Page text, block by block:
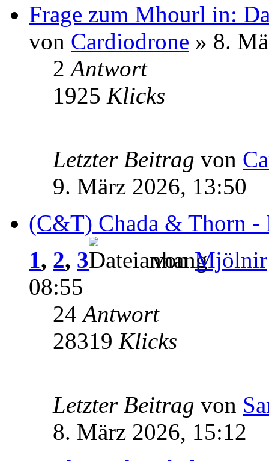
Frage zum Mhourl in:
von Cardiodrone » 8.
2Antwort
1925 Klicks
Letzter Beitrag von
9. März 2026, 13:50
(C&T) Chada & Thorn -
1, 2, 3 vonMjölnir
08:55
24Antwort
28319 Klicks
Letzter Beitrag von
8. März 2026, 15:12